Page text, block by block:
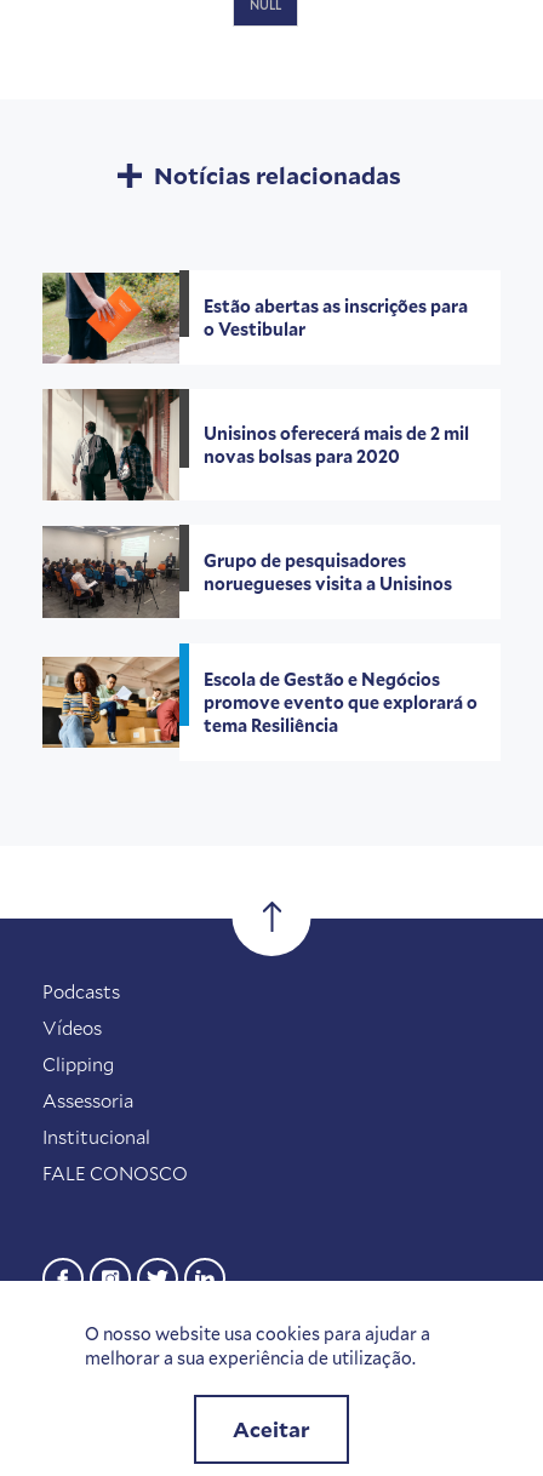
NULL
Notícias relacionadas
Estão abertas as inscrições para
o Vestibular
Unisinos oferecerá mais de 2 mil
novas bolsas para 2020
Grupo de pesquisadores
noruegueses visita a Unisinos
Escola de Gestão e Negócios
promove evento que explorará o
tema Resiliência
O nosso website usa cookies para ajudar a
melhorar a sua experiência de utilização.
Aceitar
Podcasts
Vídeos
Clipping
Assessoria
Institucional
FALE CONOSCO